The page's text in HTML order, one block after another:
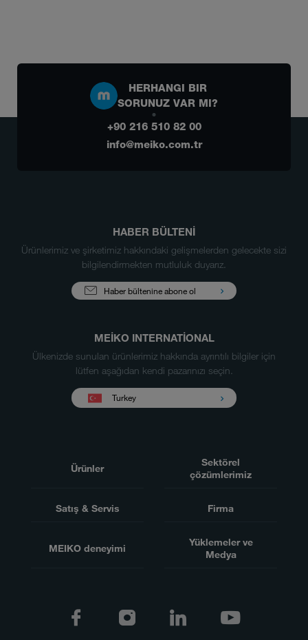
HERHANGI BIR
SORUNUZ VAR MI?
+90 216 510 82 00
info@meiko.com.tr
HABER BÜLTENİ
Ürünlerimiz ve şirketimiz hakkındaki gelişmelerden gelecekte sizi
bilgilendirmekten mutluluk duyarız.
Haber bültenine abone ol
MEIKO INTERNATIONAL
Ülkenizde sunulan ürünlerimiz hakkında ayrıntılı bilgiler için
lütfen aşağıdan kendi pazarınızı seçin.
Turkey
Ürünler
Sektörel
çözümlerimiz
Satış & Servis Firma
MEIKO deneyimi
Yüklemeler ve
Medya